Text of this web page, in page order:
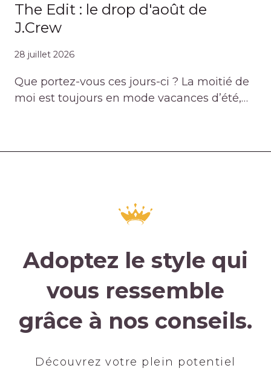
The Edit : le drop d'août de
J.Crew
28 juillet 2026
Que portez-vous ces jours-ci ? La moitié de
moi est toujours en mode vacances d’été,…
Adoptez le style qui
vous ressemble
grâce à nos conseils.
Découvrez votre plein potentiel